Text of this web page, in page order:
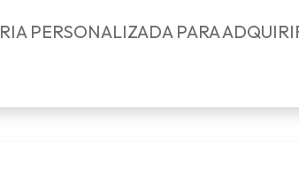
PERSONALIZADA PARA